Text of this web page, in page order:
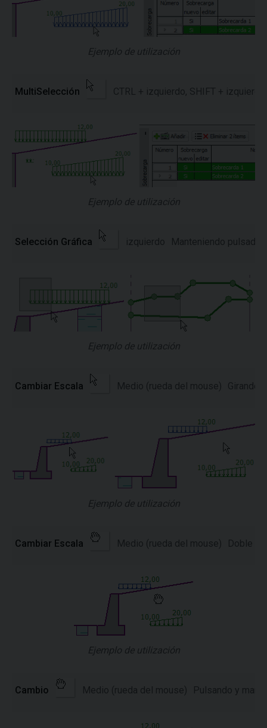
Ejemplo de utilización
MultiSelección CTRL + izquierdo, SHIFT + izquierdo
Ejemplo de utilización
Selección Gráfica izquierdo Manteniendo pulsado
Ejemplo de utilización
Cambiar Escala Medio (rueda del mouse) Girando
Ejemplo de utilización
Cambiar Escala Medio (rueda del mouse) Doble
Ejemplo de utilización
Cambio Medio (rueda del mouse) Pulsando y